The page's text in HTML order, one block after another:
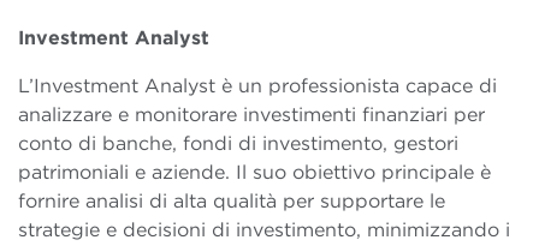
Investment Analyst
L’Investment Analyst è un professionista capace di
analizzare e monitorare investimenti finanziari per
conto di banche, fondi di investimento, gestori
patrimoniali e aziende. Il suo obiettivo principale è
fornire analisi di alta qualità per supportare le
strategie e decisioni di investimento, minimizzando i